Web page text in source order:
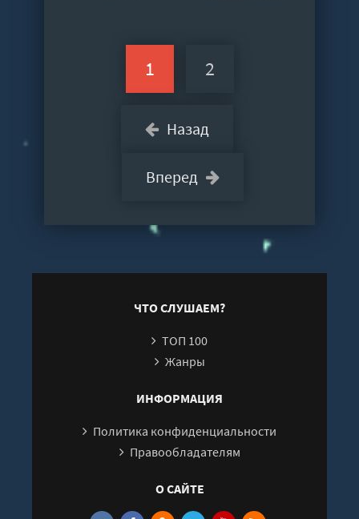
Назад
1 2
Вперед
ЧТО СЛУШАЕМ?
ТОП 100
Жанры
ИНФОРМАЦИЯ
Политика конфиденциальности
Правообладателям
О САЙТЕ